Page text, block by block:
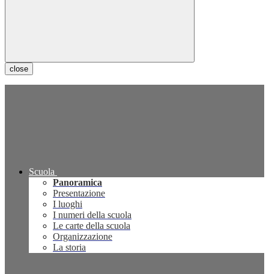
close
Scuola
Panoramica
Presentazione
I luoghi
I numeri della scuola
Le carte della scuola
Organizzazione
La storia